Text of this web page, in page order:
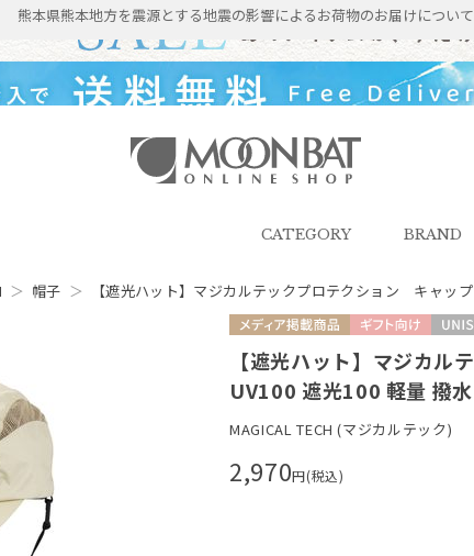
熊本県熊本地方を震源とする地震の影響によるお荷物のお届けについて
SHOP（ムーンバットオンラインシ
CATEGORY BRAND
＞ 帽子 ＞ 【遮光ハット】マジカルテックプロテクション キャッ
【遮光ハット】マジカ
UV100 遮光100 軽量 撥水
MAGICAL TECH (マジカルテック)
2,970円(税込)